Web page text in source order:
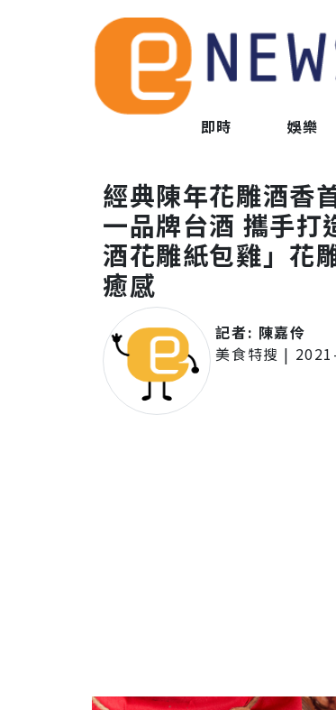
即時 娛樂
經典陳年花雕酒香
一品牌台酒 攜手打
酒花雕紙包雞」花
癒感
記者: 陳嘉伶
美食特搜 |